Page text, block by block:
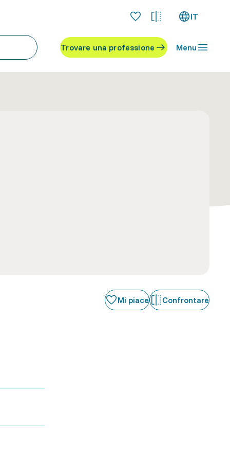
IT
Trovare una professione Menu
Mi piace Confrontare